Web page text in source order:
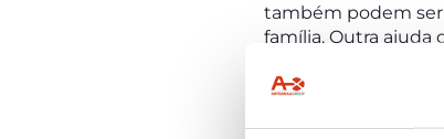
também podem ser
família. Outra ajuda
envolvidos e os